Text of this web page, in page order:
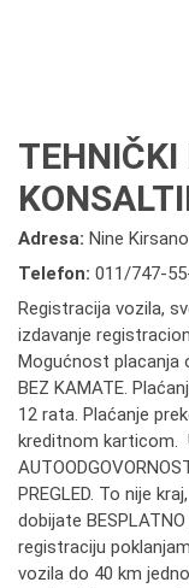
TEHNIČKI
Adresa: Nine
Telefon: 011/747-
Registracija vozila,
izdavanje
Mogućnost placanja
BEZ KAMATE.
12 rata. Plaćanje
kreditnom karticom.
PREGLED. To nije
dobijate
registraciju
vozila do 40 km